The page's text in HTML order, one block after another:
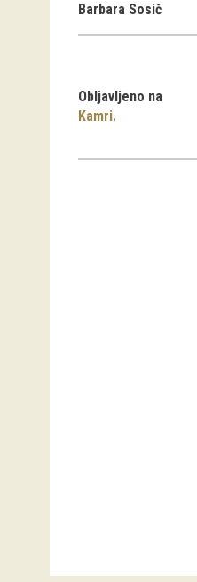
Barbara Sosič
Obljavljeno na
Kamri.